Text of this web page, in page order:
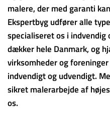
malere, der med garanti
Ekspertbyg udfører alle
specialiseret os i indvendig
dækker hele Danmark, og
virksomheder og
indvendigt og udvendigt.
sikret malerarbejde af
os.